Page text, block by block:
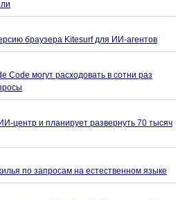
браузера Kitesurf для ИИ-агентов
Code могут расходовать в сотни раз
центр и планирует развернуть 70 тысяч
по запросам на естественном языке